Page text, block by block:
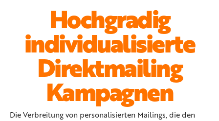
Hochgradig
individualisierte
Direktmailing
Kampagnen
Die Verbreitung von personalisierten Mailings, die den